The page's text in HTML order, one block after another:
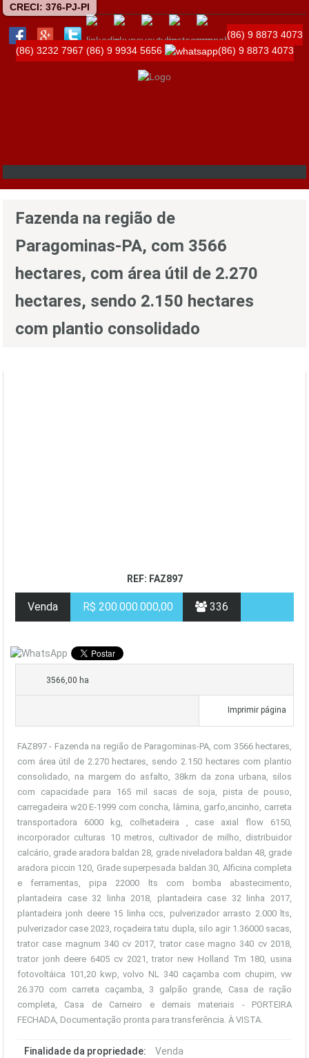
CRECI: 376-PJ-PI
(86) 9 8873 4073
(86) 3232 7967 (86) 9 9934 5656 (86) 9 8873 4073
Fazenda na região de
Paragominas-PA, com 3566
hectares, com área útil de 2.270
hectares, sendo 2.150 hectares
com plantio consolidado
REF: FAZ897
Venda R$ 200.000.000,00 336
3566,00 ha
Imprimir página
FAZ897 - Fazenda na região de Paragominas-PA, com 3566 hectares,
com área útil de 2.270 hectares, sendo 2.150 hectares com plantio
consolidado, na margem do asfalto, 38km da zona urbana, silos
com capacidade para 165 mil sacas de soja, pista de pouso,
carregadeira w20 E-1999 com concha, lâmina, garfo,ancinho, carreta
transportadora 6000 kg, colhetadeira , case axial flow 6150,
incorporador culturas 10 metros, cultivador de milho, distribuidor
calcário, grade aradora baldan 28, grade niveladora baldan 48, grade
aradora piccin 120, Grade superpesada baldan 30, ⁠Alficina completa
e ferramentas, pipa 22000 lts com bomba abastecimento,
plantadeira case 32 linha 2018, plantadeira case 32 linha 2017,
plantadeira jonh deere 15 linha ccs, pulverizador arrasto 2.000 lts,
pulverizador case 2023, roçadeira tatu dupla, silo agir 1.36000 sacas,
trator case magnum 340 cv 2017, trator case magno 340 cv 2018,
trator jonh deere 6405 cv 2021, trator new Holland Tm 180, usina
fotovoltáica 101,20 kwp, volvo NL 340 caçamba com chupim, vw
26.370 com carreta caçamba, 3 galpão grande, Casa de ração
completa, Casa de Carneiro e demais materiais - PORTEIRA
FECHADA, Documentação pronta para transferência. À VISTA.
Finalidade da propriedade: Venda